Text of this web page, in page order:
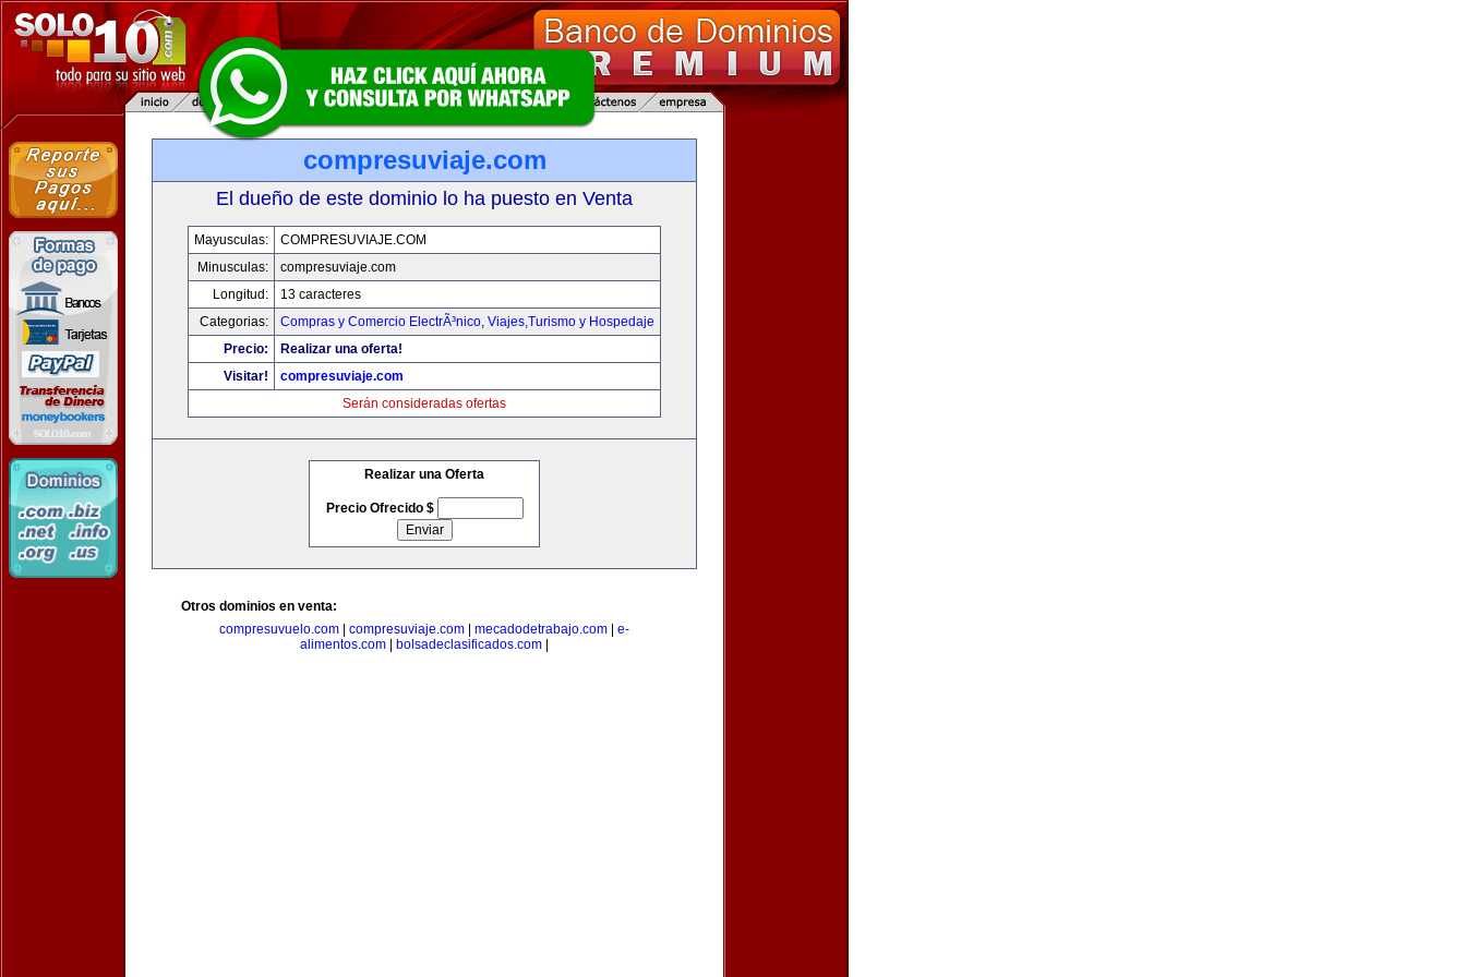
compresuviaje.com
El dueño de este dominio lo ha puesto en Venta
Mayusculas:
COMPRESUVIAJE.COM
Minusculas:
compresuviaje.com
Longitud:
13 caracteres
Categorias:
Compras y Comercio ElectrÃ³nico, Viajes,Turismo y Hospedaje
Precio:
Realizar una oferta!
Visitar!
compresuviaje.com
Serán consideradas ofertas
Realizar una Oferta
Precio Ofrecido $
Otros dominios en venta:
compresuvuelo.com
compresuviaje.com mecadodetrabajo.com
e-
alimentos.com
bolsadeclasificados.com